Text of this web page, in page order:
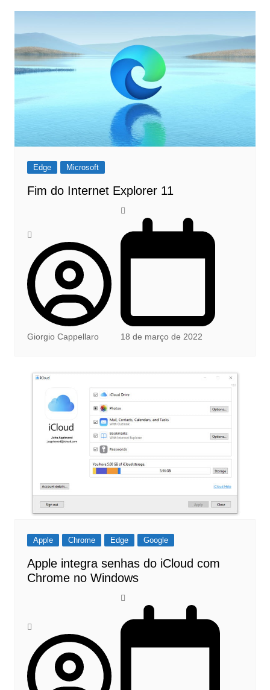
Edge Microsoft
Fim do Internet Explorer 11
Giorgio Cappellaro 18 de março de 2022
Apple Chrome Edge Google
Apple integra senhas do iCloud com
Chrome no Windows